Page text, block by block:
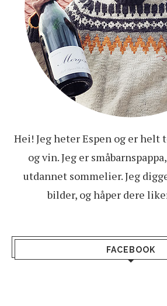
Hei! Jeg heter Espen og er helt
og vin. Jeg er
utdannet sommelier. Jeg
bilder, og håper dere
FACEBOOK